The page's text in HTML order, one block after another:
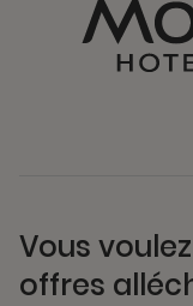
Vous
offres